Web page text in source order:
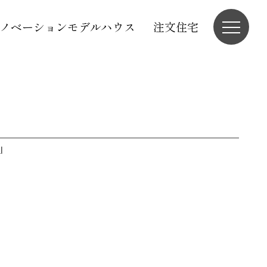
ベーションモデルハウス 注文住宅